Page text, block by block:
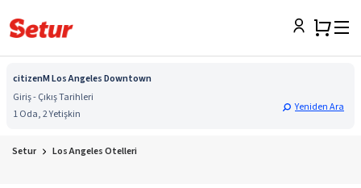
citizenM Los Angeles Downtown
Giriş - Çıkış Tarihleri
1 Oda, 2 Yetişkin
Yeniden Ara
Setur Los Angeles Otelleri